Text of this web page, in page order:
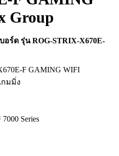
Group
อร์ด รุ่น ROG-STRIX-X670E-
F GAMING WIFI
กมมิ่ง
Series